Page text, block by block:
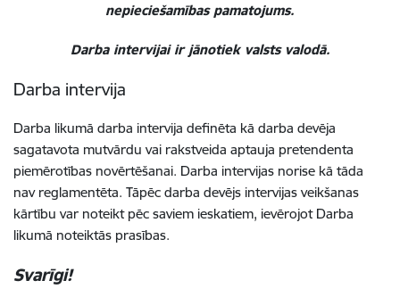
nepieciešamības pamatojums.
Darba intervijai ir jānotiek valsts valodā.
Darba intervija
Darba likumā darba intervija definēta kā darba devēja
sagatavota mutvārdu vai rakstveida aptauja pretendenta
piemērotības novērtēšanai. Darba intervijas norise kā tāda
nav reglamentēta. Tāpēc darba devējs intervijas veikšanas
kārtību var noteikt pēc saviem ieskatiem, ievērojot Darba
likumā noteiktās prasības.
Svarīgi!